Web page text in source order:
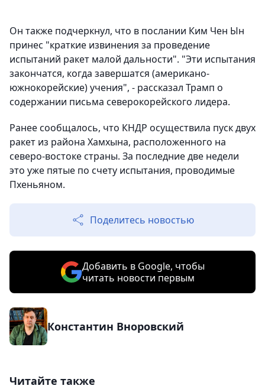
Он также подчеркнул, что в послании Ким Чен Ын
принес "краткие извинения за проведение
испытаний ракет малой дальности". "Эти испытания
закончатся, когда завершатся (американо-
южнокорейские) учения", - рассказал Трамп о
содержании письма северокорейского лидера.
Ранее сообщалось, что КНДР осуществила пуск двух
ракет из района Хамхына, расположенного на
северо-востоке страны. За последние две недели
это уже пятые по счету испытания, проводимые
Пхеньяном.
Поделитесь новостью
Добавить в Google, чтобы
читать новости первым
Константин Вноровский
Читайте также